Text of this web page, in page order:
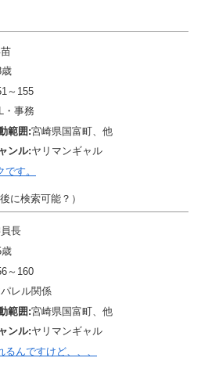
～155
・事務
範囲:宮崎県国富町、他
ンル:ヤリマンギャル
す。
に検索可能？）
長
～160
レル関係
範囲:宮崎県国富町、他
ンル:ヤリマンギャル
んですけど、、、